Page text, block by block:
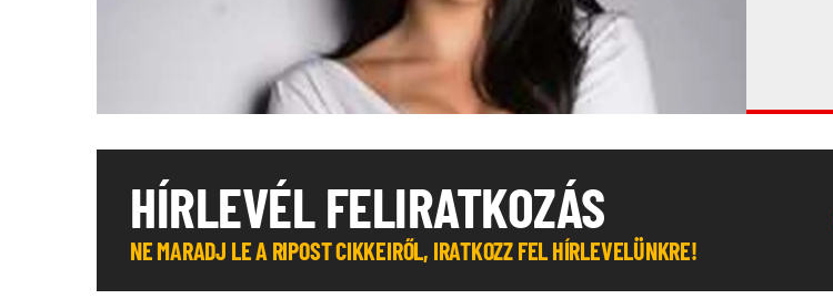
HÍRLEVÉL FELIRATKOZÁS
NE MARADJ LE A RIPOST CIKKEIRŐL, IRATKOZZ FEL HÍRLEVELÜNKRE!